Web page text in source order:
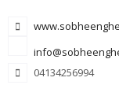
04134256994